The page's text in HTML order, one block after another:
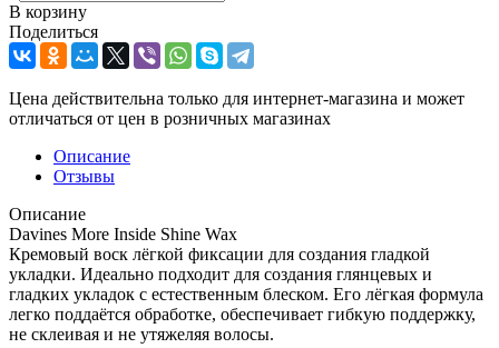
В корзину
Поделиться
Цена действительна только для интернет-магазина и может
отличаться от цен в розничных магазинах
Описание
Отзывы
Описание
Davines More Inside Shine Wax
Кремовый воск лёгкой фиксации для создания гладкой
укладки. Идеально подходит для создания глянцевых и
гладких укладок с естественным блеском. Его лёгкая формула
легко поддаётся обработке, обеспечивает гибкую поддержку,
не склеивая и не утяжеляя волосы.